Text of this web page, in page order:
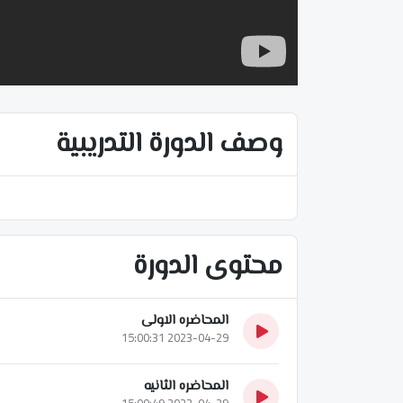
وصف الدورة التدريبية
محتوى الدورة
المحاضره الاولى
2023-04-29 15:00:31
المحاضره الثانيه